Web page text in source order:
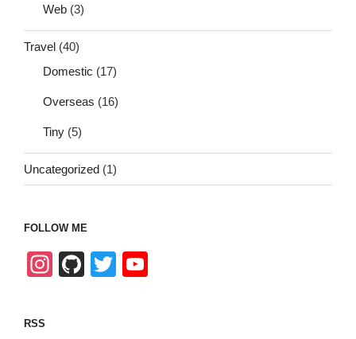
Web (3)
Travel (40)
Domestic (17)
Overseas (16)
Tiny (5)
Uncategorized (1)
FOLLOW ME
In Gi T
RSS